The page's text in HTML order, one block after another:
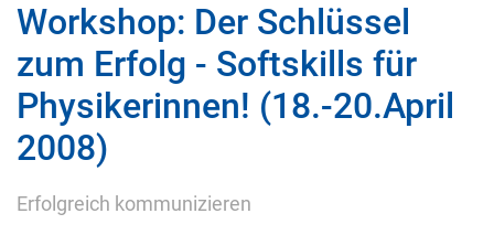
Workshop: Der Schlüssel
zum Erfolg - Softskills für
Physikerinnen! (18.-20.April
2008)
Erfolgreich kommunizieren